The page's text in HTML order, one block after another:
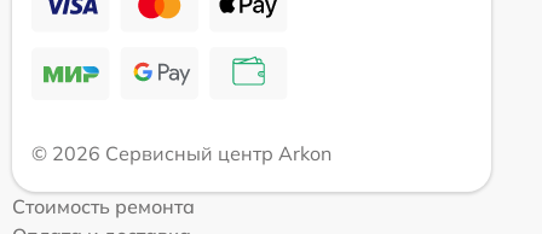
© 2026 Сервисный центр Arkon
Стоимость ремонта